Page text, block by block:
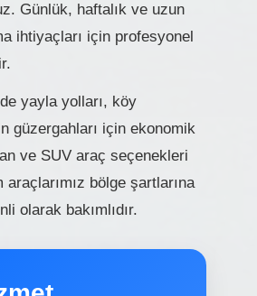
Günlük, haftalık ve uzun
ihtiyaçları için profesyonel
yayla yolları, köy
güzergahları için ekonomik
ve SUV araç seçenekleri
araçlarımız bölge şartlarına
olarak bakımlıdır.